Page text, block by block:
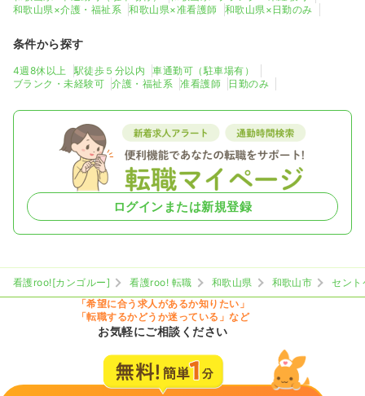
和歌山県×介護・福祉系
和歌山県×准看護師 和歌山県×日勤のみ
条件から探す
4週8休以上 駅徒歩５分以内
車通勤可（駐車場有）
ブランク・未経験可
介護・福祉系 准看護師 日勤のみ
ログインまたは新規登録
看護roo![カンゴルー] 看護roo! 転職 和歌山県 和歌山市
セン
「希望に合う求人があるか知りたい」
「転職するかどうか迷っている」など
お気軽にご相談ください